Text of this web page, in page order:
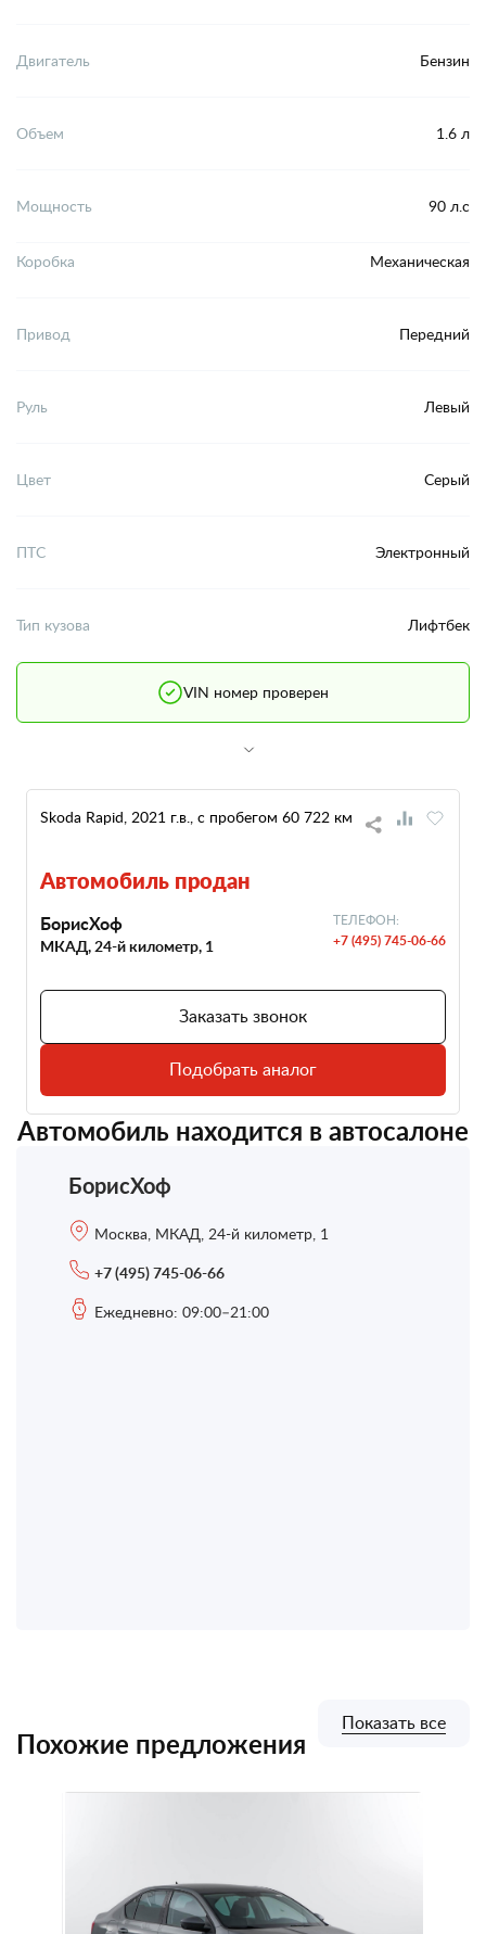
Двигатель Бензин
Объем 1.6 л
Мощность 90 л.с
Коробка Механическая
Привод Передний
Руль Левый
Цвет Серый
ПТС Электронный
Тип кузова Лифтбек
VIN номер проверен
Skoda Rapid, 2021 г.в., с пробегом 60 722 км
Автомобиль продан
БорисХоф
МКАД, 24-й километр, 1
ТЕЛЕФОН:
+7 (495) 745-06-66
Заказать звонок
Подобрать аналог
Автомобиль находится в автосалоне
БорисХоф
Москва, МКАД, 24-й километр, 1
+7 (495) 745-06-66
Ежедневно: 09:00–21:00
Похожие предложения
Показать все